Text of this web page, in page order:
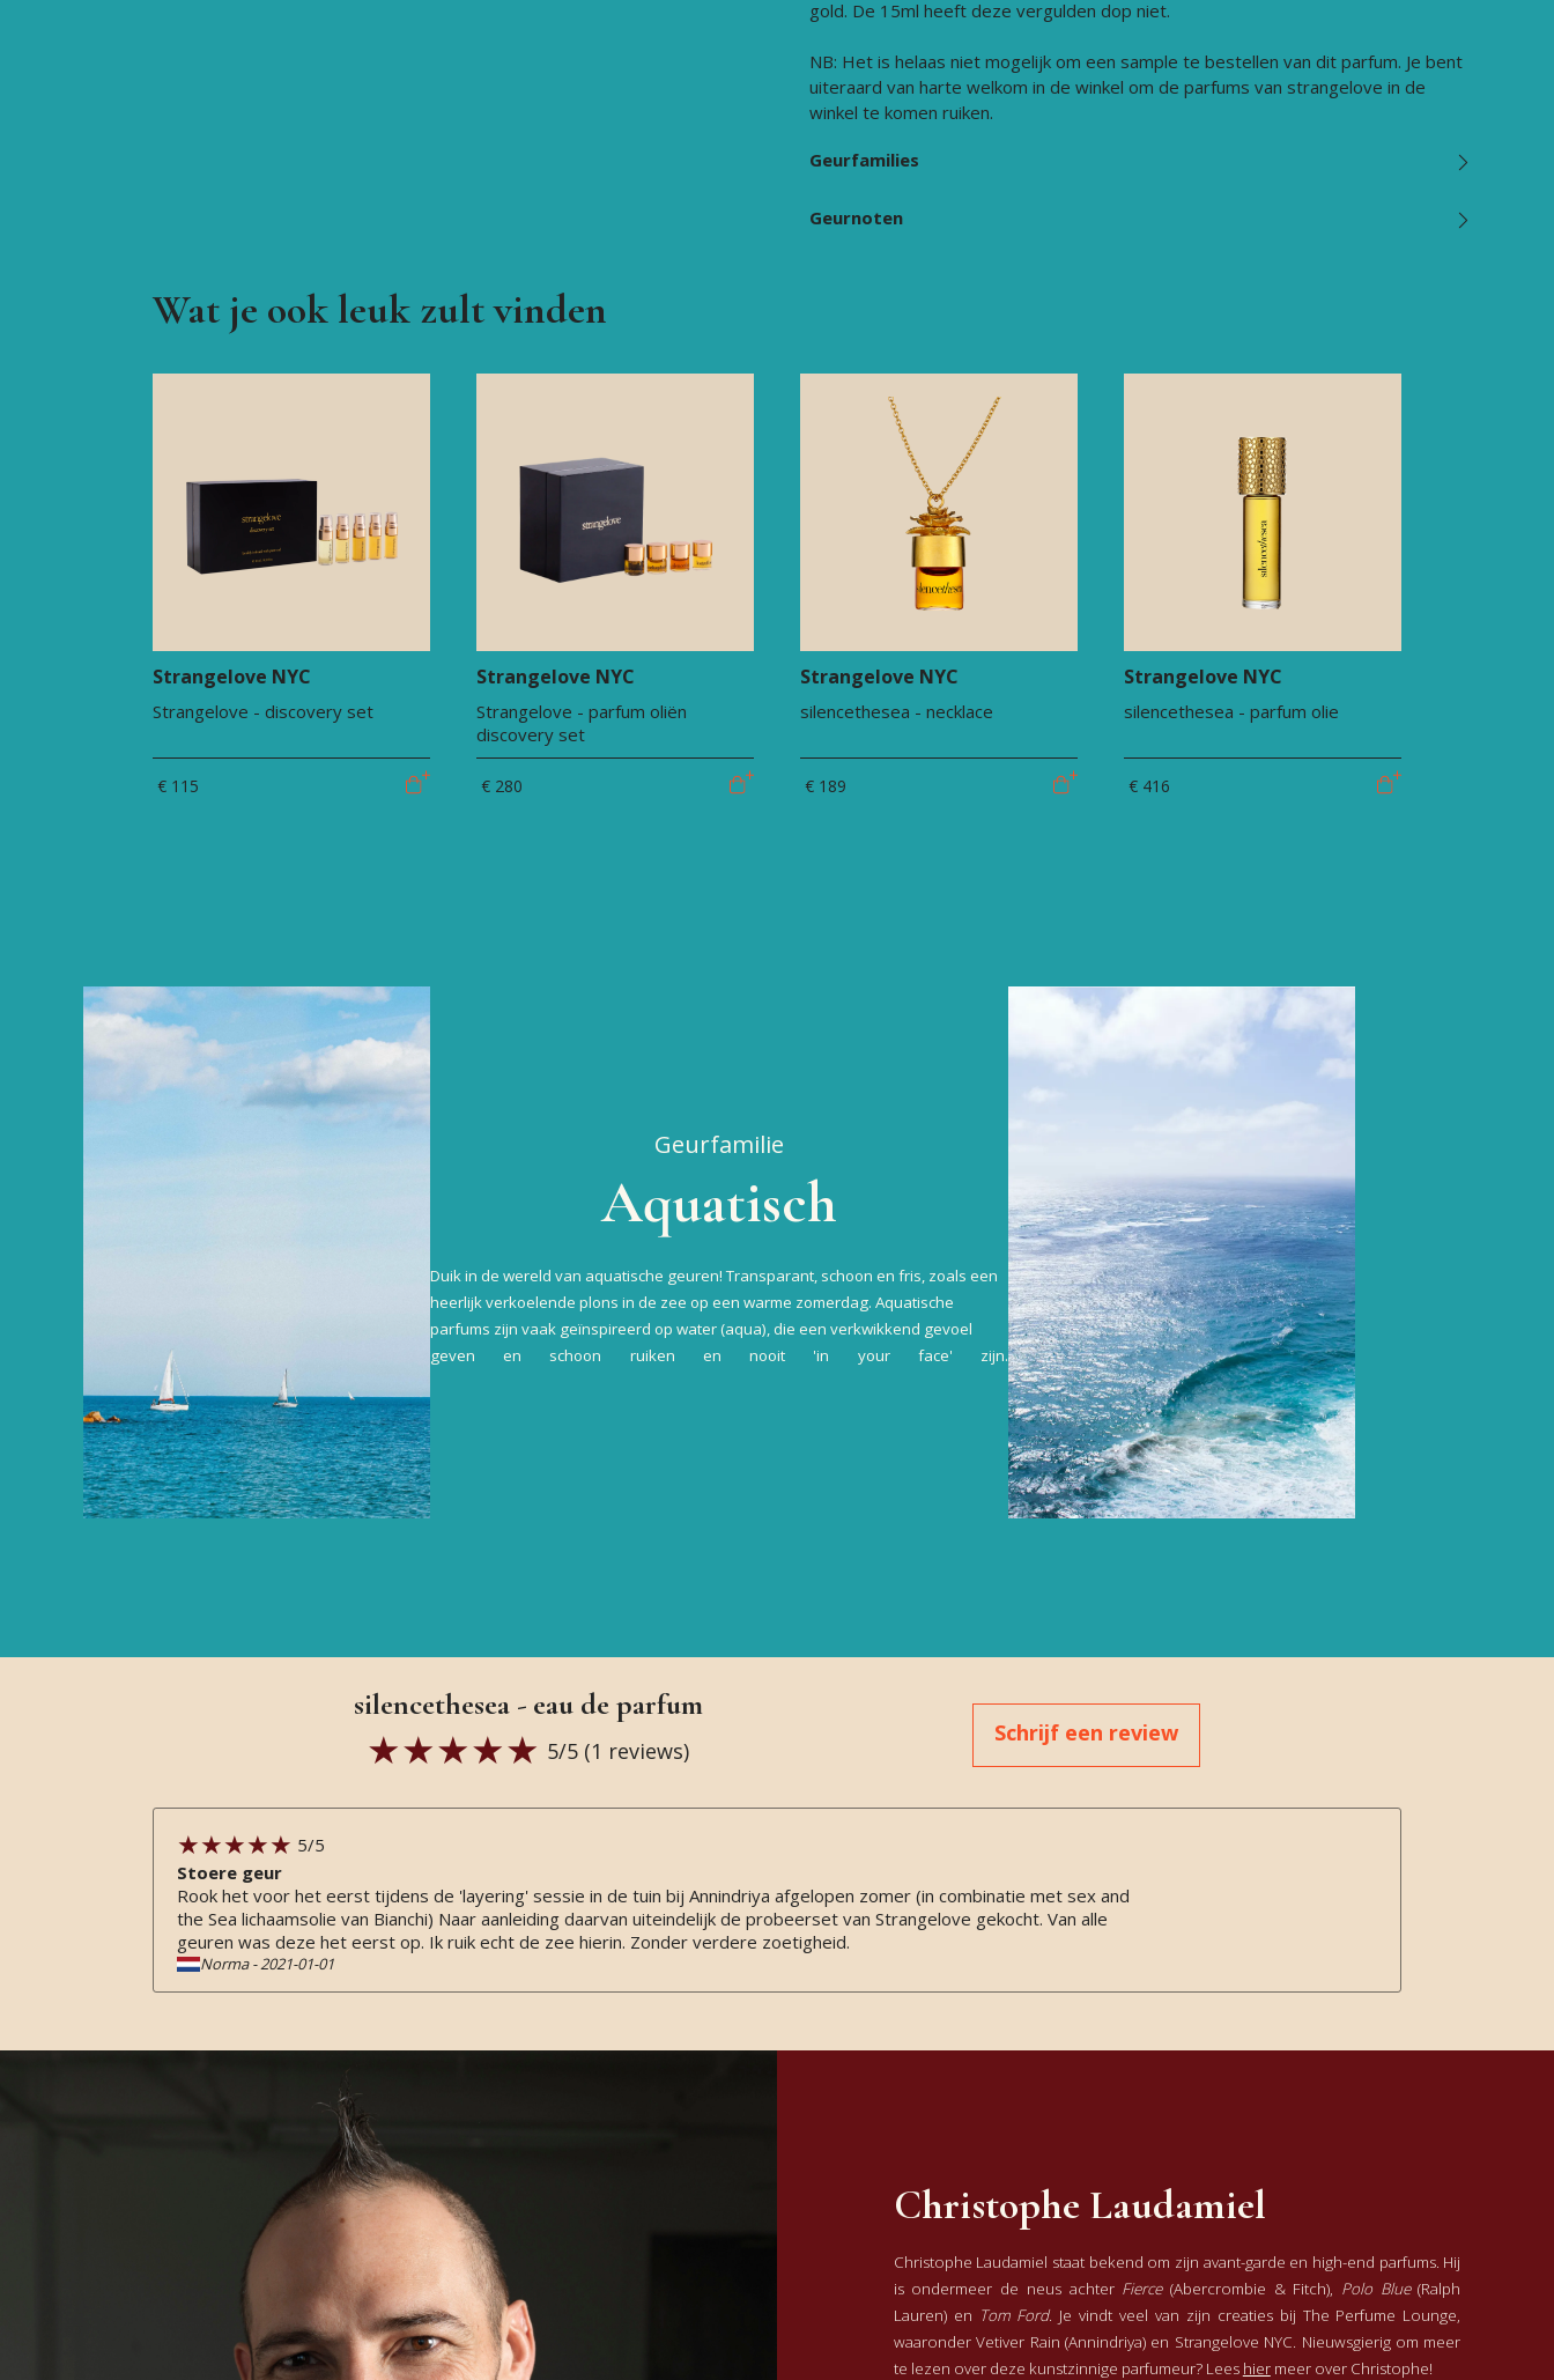
gold. De 15ml heeft deze vergulden dop niet.
NB: Het is helaas niet mogelijk om een sample te bestellen van dit parfum. Je bent
uiteraard van harte welkom in de winkel om de parfums van strangelove in de
winkel te komen ruiken.
Geurfamilies
Geurnoten
Wat je ook leuk zult vinden
Strangelove NYC
Strangelove - discovery set
€ 115
Strangelove NYC
Strangelove - parfum oliën
discovery set
€ 280
Strangelove NYC
silencethesea - necklace
€ 189
Strangelove NYC
silencethesea - parfum olie
€ 416
Geurfamilie
Aquatisch
Duik in de wereld van aquatische geuren! Transparant, schoon en fris, zoals een
heerlijk verkoelende plons in de zee op een warme zomerdag. Aquatische
parfums zijn vaak geïnspireerd op water (aqua), die een verkwikkend gevoel
geven en schoon ruiken en nooit 'in your face' zijn.
silencethesea - eau de parfum
5/5 (1 reviews)
Schrijf een review
5/5
Stoere geur
Rook het voor het eerst tijdens de 'layering' sessie in de tuin bij Annindriya afgelopen zomer (in combinatie met sex and
the Sea lichaamsolie van Bianchi) Naar aanleiding daarvan uiteindelijk de probeerset van Strangelove gekocht. Van alle
geuren was deze het eerst op. Ik ruik echt de zee hierin. Zonder verdere zoetigheid.
Norma-2021-01-01
Christophe Laudamiel
Christophe Laudamiel staat bekend om zijn avant-garde en high-end parfums. Hij
is ondermeer de neus achter Fierce(Abercrombie & Fitch), Polo Blue(Ralph
Lauren) en Tom Ford. Je vindt veel van zijn creaties bij The Perfume Lounge,
waaronder Vetiver Rain (Annindriya) en Strangelove NYC. Nieuwsgierig om meer
te lezen over deze kunstzinnige parfumeur? Lees hiermeer over Christophe!